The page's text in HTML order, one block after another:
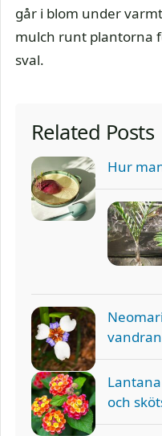
går i blom under
mulch runt plantorna
sval.
Related Posts
Hur
och